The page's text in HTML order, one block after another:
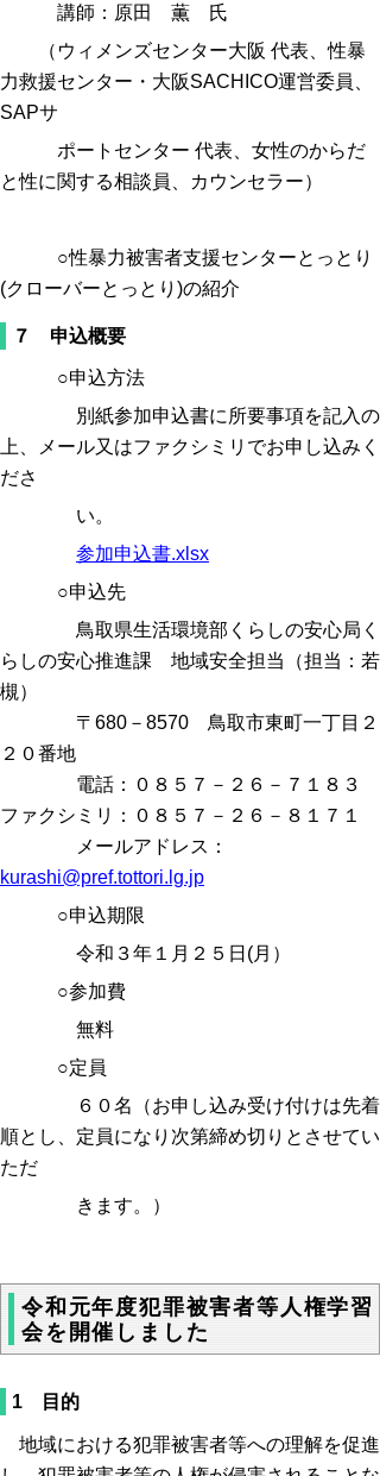
講師：原田 薫 氏
（ウィメンズセンター大阪 代表、性暴
力救援センター・大阪SACHICO運営委員、
SAPサ
ポートセンター 代表、女性のからだ
と性に関する相談員、カウンセラー）
○性暴力被害者支援センターとっとり
(クローバーとっとり)の紹介
７ 申込概要
○申込方法
別紙参加申込書に所要事項を記入の
上、メール又はファクシミリでお申し込みく
ださ
い。
参加申込書.xlsx
○申込先
鳥取県生活環境部くらしの安心局く
らしの安心推進課 地域安全担当（担当：若
槻）
〒680－8570 鳥取市東町一丁目２
２０番地
電話：０８５７－２６－７１８３
ファクシミリ：０８５７－２６－８１７１
メールアドレス：
kurashi@pref.tottori.lg.jp
○申込期限
令和３年１月２５日(月）
○参加費
無料
○定員
６０名（お申し込み受け付けは先着
順とし、定員になり次第締め切りとさせてい
ただ
きます。）
令和元年度犯罪被害者等人権学習
会を開催しました
1 目的
地域における犯罪被害者等への理解を促進